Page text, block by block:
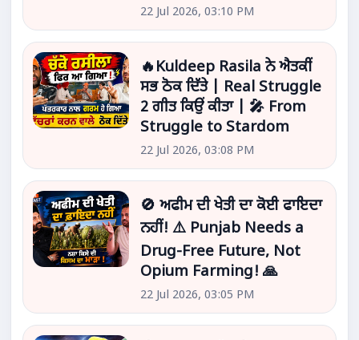
22 Jul 2026, 03:10 PM
🔥Kuldeep Rasila ਨੇ ਐਤਕੀਂ
ਸਭ ਠੋਕ ਦਿੱਤੇ | Real Struggle
2 ਗੀਤ ਕਿਉਂ ਕੀਤਾ | 🎤 From
Struggle to Stardom
22 Jul 2026, 03:08 PM
🚫 ਅਫੀਮ ਦੀ ਖੇਤੀ ਦਾ ਕੋਈ ਫਾਇਦਾ
ਨਹੀਂ! ⚠️ Punjab Needs a
Drug-Free Future, Not
Opium Farming! 🙏
22 Jul 2026, 03:05 PM